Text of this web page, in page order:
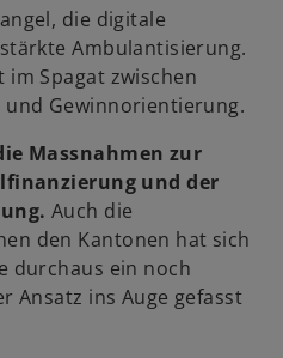
die digitale
Ambulantisierung.
Spagat zwischen
Gewinnorientierung.
Massnahmen zur
und der
Auch die
den Kantonen hat sich
durchaus ein noch
Ansatz ins Auge gefasst